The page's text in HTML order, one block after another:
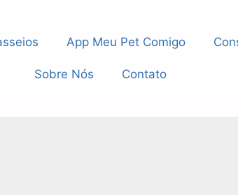
App Meu Pet Comigo
Sobre Nós Contato